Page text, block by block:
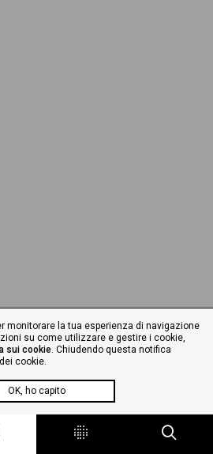
monitorare la tua esperienza di navigazione
su come utilizzare e gestire i cookie,
sui cookie. Chiudendo questa notifica
cookie.
OK, ho capito